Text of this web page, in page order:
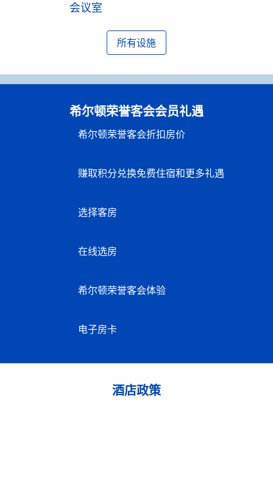
会议室
所有设施
希尔顿荣誉客会会员礼遇
希尔顿荣誉客会折扣房价
赚取积分兑换免费住宿和更多礼遇
选择客房
在线选房
希尔顿荣誉客会体验
电子房卡
酒店政策